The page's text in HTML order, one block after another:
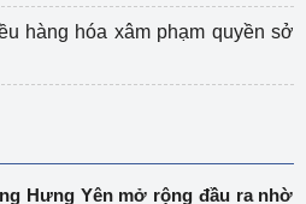
hàng hóa xâm phạm quyền sở
Hưng Yên mở rộng đầu ra nhờ